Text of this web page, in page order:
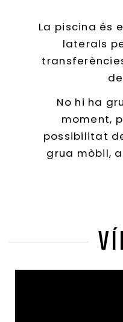
La piscina és
laterals
No hi ha
moment,
possibilitat
grua mòbil,